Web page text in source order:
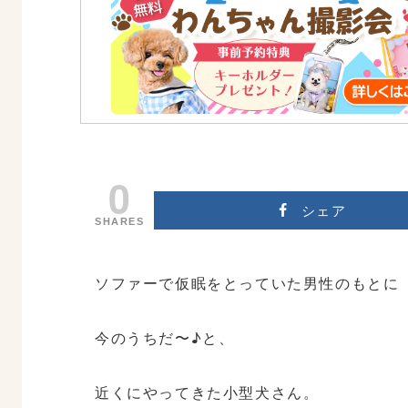
0
SHARES
シェア
ソファーで仮眠をとっていた男性のもとに
今のうちだ〜♪と、
近くにやってきた小型犬さん。